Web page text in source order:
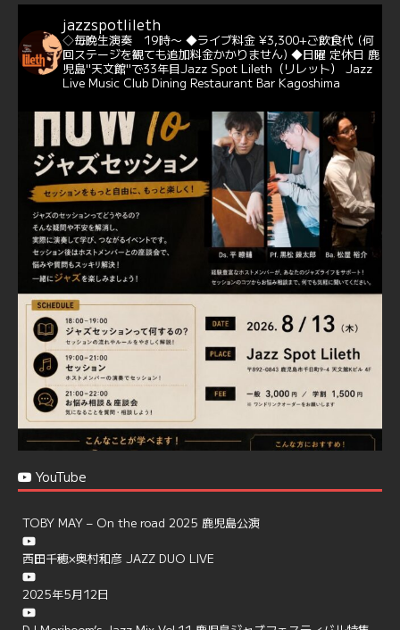
バー♪♬
当店での演奏シーンもご覧いただけます❣❣
#天文館ミリオネーション #ジャミラ #クリスマスソング
https://youtu.be/2lhypP4KWc4?si=CEbY-wEg5HDc_iEv
6 Twitter
Jazz Spot Lilet @jazzspotlileth · 11 11月 2024
忘年会＆新年会 ご予約承り中❣❣
☆窓辺から天文館ミリオネーション
☆JAZZの生演奏を聴きながら♪
☆地産地消に拘ったフードメニュー
プラン内容はご予算とご要望に応じてアレンジ可能ですの
で、お気軽にお問い合せください
https://jazzspotlileth.com/recommend/8650
6
Load More
jazzspotlileth
◇毎晩生演奏 19時〜 ◆ライブ料金 ¥3,300+ご飲食代 (何
回ステージを観ても追加料金かかりません) ◆日曜 定休日 鹿
児島"天文館"で33年目Jazz Spot Lileth（リレット）
Jazz
Live Music Club Dining Restaurant Bar Kagoshima
YouTube
TOBY MAY – On the road 2025 鹿児島公演
西田千穂×奥村和彦 JAZZ DUO LIVE
2025年5月12日